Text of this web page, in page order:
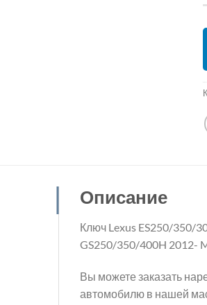
Описание
Ключ Lexus ES250/350/
GS250/350/400H 2012-
Вы можете заказать
автомобилю в нашей